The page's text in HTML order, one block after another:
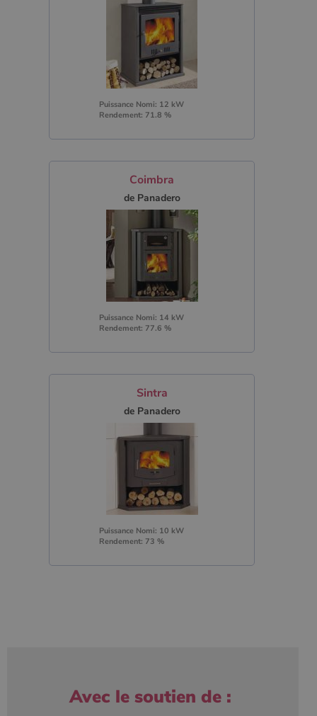
Puissance Nomi: 12 kW
Rendement: 71.8 %
Coimbra
de Panadero
Puissance Nomi: 14 kW
Rendement: 77.6 %
Sintra
de Panadero
Puissance Nomi: 10 kW
Rendement: 73 %
Avec le soutien de :